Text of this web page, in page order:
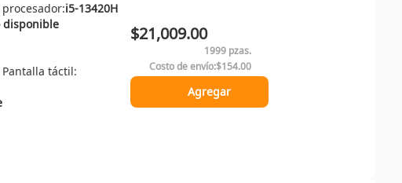
i5-13420H
disponible
Pantalla táctil:
$21,009.00
Costo de envío:$154.00
1999 pzas.
Agregar